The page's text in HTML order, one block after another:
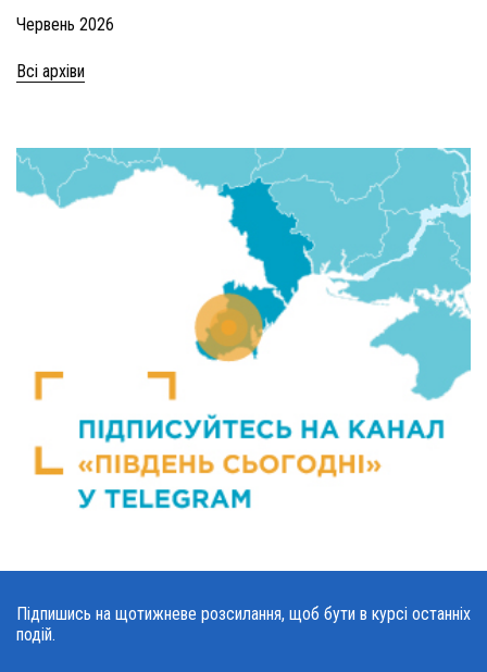
Червень 2026
Всі архіви
Підпишись на щотижневе розсилання, щоб бути в курсі останніх
подій.